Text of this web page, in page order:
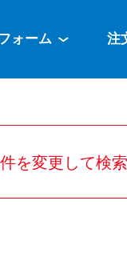
ォーム 注
を変更して検索